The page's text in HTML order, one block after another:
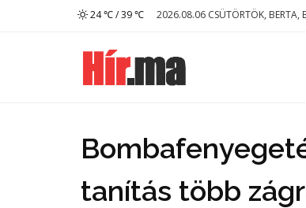
24 ℃ / 39 ℃ 2026.08.06 CSÜTÖRTÖK, BERTA,
tanítás több